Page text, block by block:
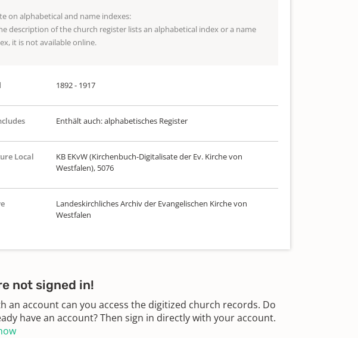
on alphabetical and name indexes:
description of the church register lists an alphabetical index or a name
it is not available online.
1892 - 1917
Enthält auch: alphabetisches Register
Local
KB EKvW (Kirchenbuch-Digitalisate der Ev. Kirche von
Westfalen), 5076
Landeskirchliches Archiv der Evangelischen Kirche von
Westfalen
not signed in!
an account can you access the digitized church records. Do
have an account? Then sign in directly with your account.